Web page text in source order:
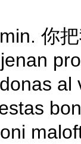
你
al